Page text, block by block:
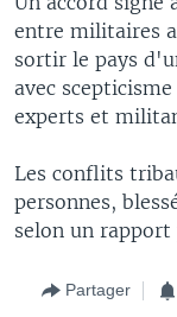
entre militaires
sortir le pays
avec
experts et
Les conflits
personnes,
selon un
Partager